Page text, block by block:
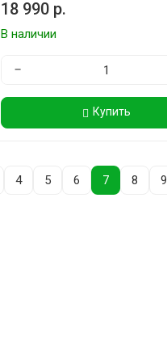
18 990 р.
В наличии
−
Купить
4 5 6 7 8 9